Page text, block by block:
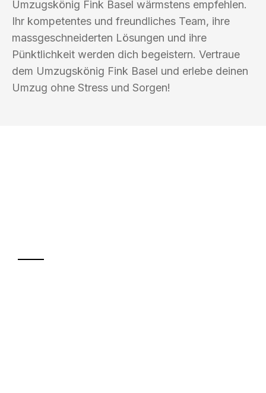
Umzugskönig Fink Basel wärmstens empfehlen.
Ihr kompetentes und freundliches Team, ihre
massgeschneiderten Lösungen und ihre
Pünktlichkeit werden dich begeistern. Vertraue
dem Umzugskönig Fink Basel und erlebe deinen
Umzug ohne Stress und Sorgen!